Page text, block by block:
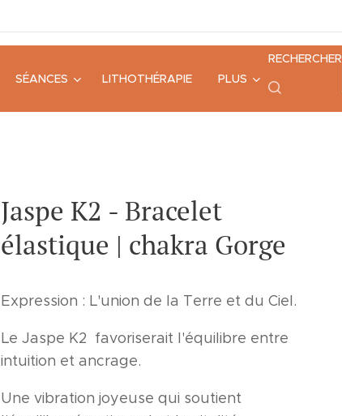
SÉANCES LITHOTHÉRAPIE PLUS
RECHERCHER
Jaspe K2 - Bracelet
élastique | chakra Gorge
Expression : L'union de la Terre et du Ciel.
Le Jaspe K2 favoriserait l'équilibre entre
intuition et ancrage.
Une vibration joyeuse qui soutient